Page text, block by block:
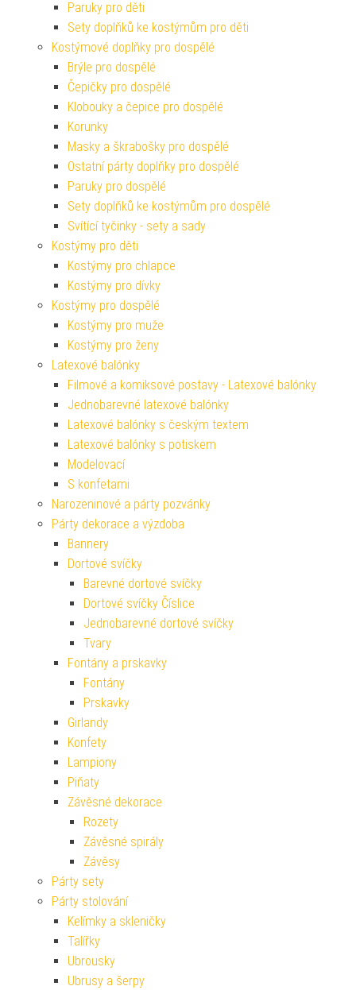
Paruky pro děti
Sety doplňků ke kostýmům pro děti
Kostýmové doplňky pro dospělé
Brýle pro dospělé
Čepičky pro dospělé
Klobouky a čepice pro dospělé
Korunky
Masky a škrabošky pro dospělé
Ostatní párty doplňky pro dospělé
Paruky pro dospělé
Sety doplňků ke kostýmům pro dospělé
Svítící tyčinky - sety a sady
Kostýmy pro děti
Kostýmy pro chlapce
Kostýmy pro dívky
Kostýmy pro dospělé
Kostýmy pro muže
Kostýmy pro ženy
Latexové balónky
Filmové a komiksové postavy - Latexové balónky
Jednobarevné latexové balónky
Latexové balónky s českým textem
Latexové balónky s potiskem
Modelovací
S konfetami
Narozeninové a párty pozvánky
Párty dekorace a výzdoba
Bannery
Dortové svíčky
Barevné dortové svíčky
Dortové svíčky Číslice
Jednobarevné dortové svíčky
Tvary
Fontány a prskavky
Fontány
Prskavky
Girlandy
Konfety
Lampiony
Piňaty
Závěsné dekorace
Rozety
Závěsné spirály
Závěsy
Párty sety
Párty stolování
Kelímky a skleničky
Talířky
Ubrousky
Ubrusy a šerpy